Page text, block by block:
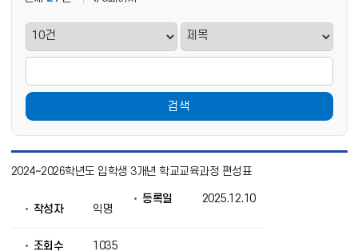
검색
육
2024~2026학년도 입학생 3개년 학교교육과정 편성표
작성자 익명
등록일 2025.12.10
조회수 1035